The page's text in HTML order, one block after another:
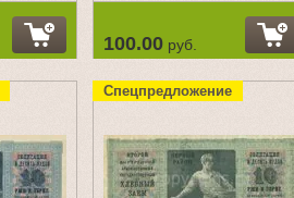
100.00 руб.
Спецпредложение